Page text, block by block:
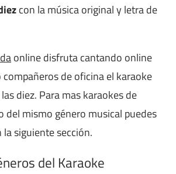
con la música original y letra de
online disfruta cantando online
de oficina el karaoke
diez. Para mas karaokes de
del mismo género musical puedes
siguiente sección.
del Karaoke